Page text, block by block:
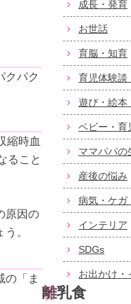
クパク
縮時血
ること
原因の
。
の「ま
成長・発育
お世話
育脳・知育
育児体験談
遊び・絵本
ベビー・育
ママパパの
産後の悩み
病気・ケガ
インテリア
SDGs
お出かけ・
離乳食